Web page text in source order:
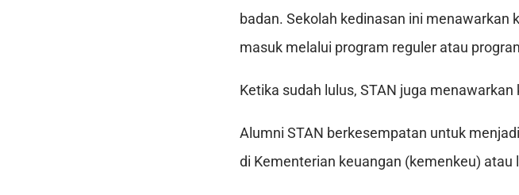
badan. Sekolah kedinasan ini
masuk melalui program reguler atau
Ketika sudah lulus, STAN juga
Alumni STAN berkesempatan untuk
di Kementerian keuangan (kemenkeu)